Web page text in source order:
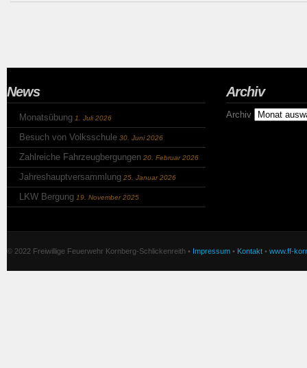
News
Monatsübung 1. Juli 2026
Besuch von Volksschule 30. Juni 2026
Zahlreiche Fahrzeugbergungen 20. Februar 2026
Jahreshauptversammlung 25. Januar 2026
LKW Bergung 19. November 2025
Archiv
Archiv
© 2022 Freiwillige Feuerwehr Kornberg-Schlickenreith • Impressum • Kontakt • www.ff-